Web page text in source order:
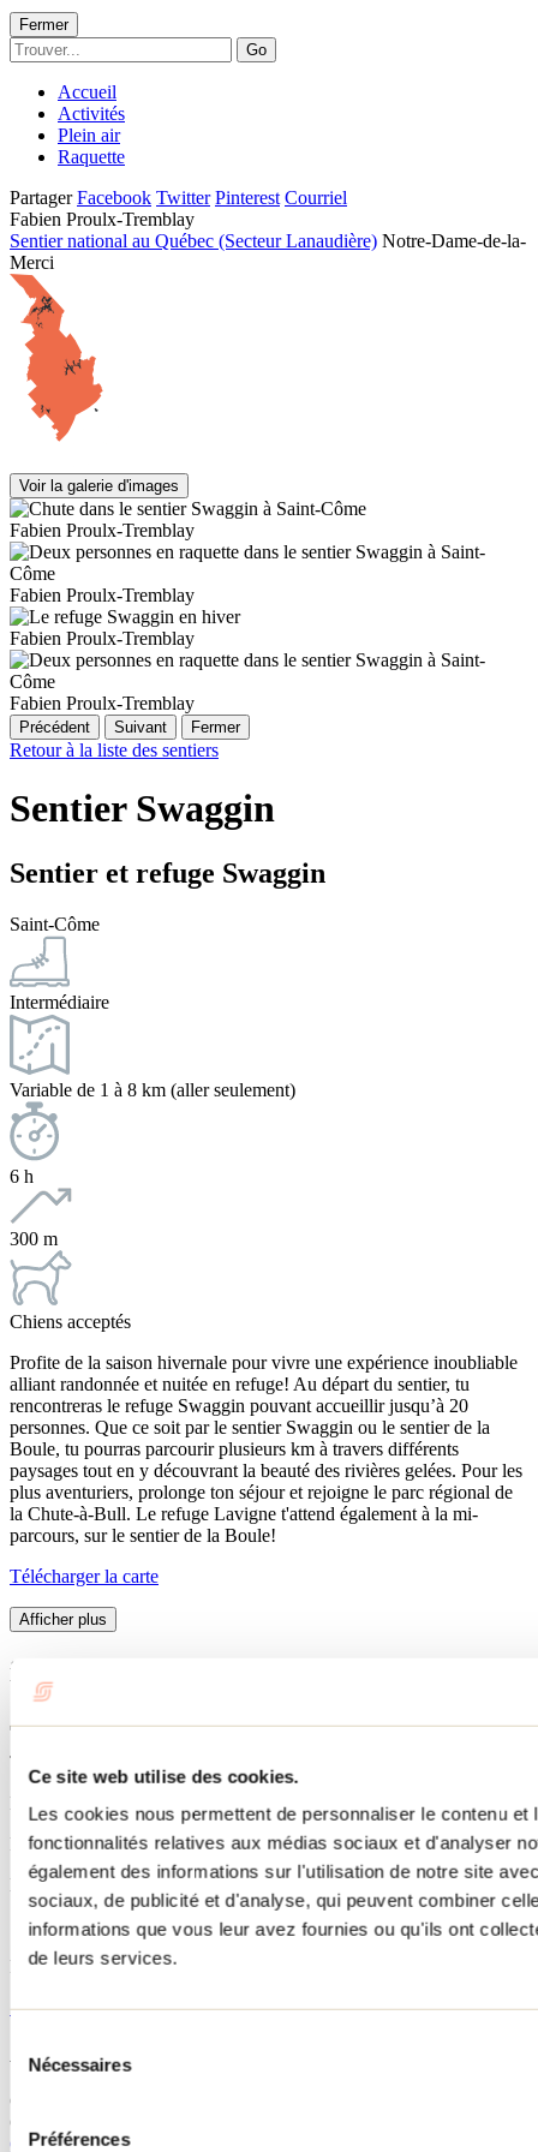
Ce site web utilise des cookies.
Les cookies nous permettent de personnaliser le contenu
fonctionnalités relatives aux médias sociaux et d'analyser
également des informations sur l'utilisation de notre site
sociaux, de publicité et d'analyse, qui peuvent combiner
informations que vous leur avez fournies ou qu'ils ont
de leurs services.
consentement
Nécessaires
Préférences
Fermer
Go
Accueil
Activités
Plein air
Raquette
Partager Facebook Twitter Pinterest Courriel
Fabien Proulx-Tremblay
Sentier national au Québec (Secteur Lanaudière) Notre-Dame-de-la-
Merci
Voir la galerie d'images
Fabien Proulx-Tremblay
Fabien Proulx-Tremblay
Fabien Proulx-Tremblay
Fabien Proulx-Tremblay
Précédent Suivant Fermer
Retour à la liste des sentiers
Sentier Swaggin
Sentier et refuge Swaggin
Saint-Côme
Intermédiaire
Variable de 1 à 8 km (aller seulement)
6 h
300 m
Chiens acceptés
Profite de la saison hivernale pour vivre une expérience inoubliable
alliant randonnée et nuitée en refuge! Au départ du sentier, tu
rencontreras le refuge Swaggin pouvant accueillir jusqu’à 20
personnes. Que ce soit par le sentier Swaggin ou le sentier de la
Boule, tu pourras parcourir plusieurs km à travers différents
paysages tout en y découvrant la beauté des rivières gelées. Pour les
plus aventuriers, prolonge ton séjour et rejoigne le parc régional de
la Chute-à-Bull. Le refuge Lavigne t'attend également à la mi-
parcours, sur le sentier de la Boule!
Télécharger la carte
Afficher plus
information sur le sentier
Type de sentier
Linéaire
Période d’ouverture
En tout temps
Services
Refuge
Site internet
Accès au sentier
Chemin du Lac Clair
GPS : 46.295917, -73.865550
Chemin du Lac Clair